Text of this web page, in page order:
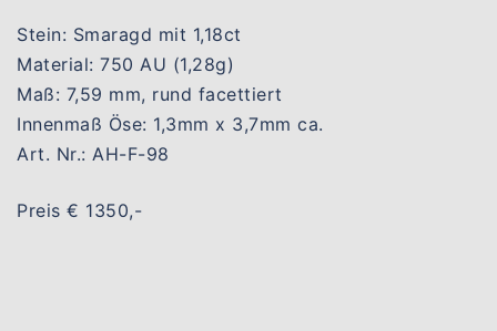
Stein: Smaragd mit 1,18ct
Material: 750 AU (1,28g)
Maß: 7,59 mm, rund facettiert
Innenmaß Öse: 1,3mm x 3,7mm ca.
Art. Nr.: AH-F-98
Preis € 1350,-